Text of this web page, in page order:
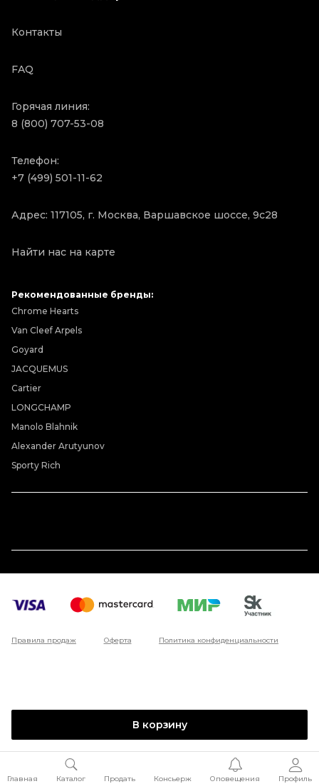
В корзину
Контакты
FAQ
Горячая линия:
8 (800) 707-53-08
Телефон:
+7 (499) 501-11-62
Адрес: 117105, г. Москва, Варшавское шоссе, 9с28
Найти нас на карте
Рекомендованные бренды:
Chrome Hearts
Van Cleef Arpels
Goyard
JACQUEMUS
Cartier
LONGCHAMP
Manolo Blahnik
Alexander Arutyunov
Sporty Rich
Правила продаж Оферта Политика конфиденциальности
Главная Каталог Продать Консьерж Оповещения Профиль